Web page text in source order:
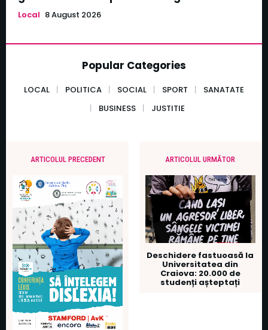
Local 8 August 2026
Popular Categories
LOCAL POLITICA SOCIAL SPORT
SANATATE
BUSINESS
JUSTITIE
ARTICOLUL PRECEDENT ARTICOLUL URMĂTOR
Deschidere fastuoasă la
Universitatea din
Craiova: 20.000 de
studenți așteptați